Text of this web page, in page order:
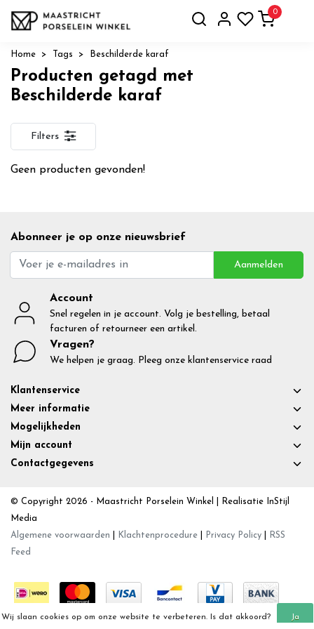
0
Home Tags Beschilderde karaf
Producten getagd met
Beschilderde karaf
Filters
Geen producten gevonden!
Abonneer je op onze nieuwsbrief
Aanmelden
Account
Snel regelen in je account. Volg je bestelling, betaal
facturen of retourneer een artikel.
Vragen?
We helpen je graag. Pleeg onze klantenservice raad
Klantenservice
Meer informatie
Mogelijkheden
Mijn account
Contactgegevens
© Copyright 2026 - Maastricht Porselein Winkel | Realisatie InStijl
Media
Algemene voorwaarden
Klachtenprocedure Privacy Policy
RSS
Feed
Wij slaan cookies op om onze website te verbeteren. Is dat akkoord? Ja